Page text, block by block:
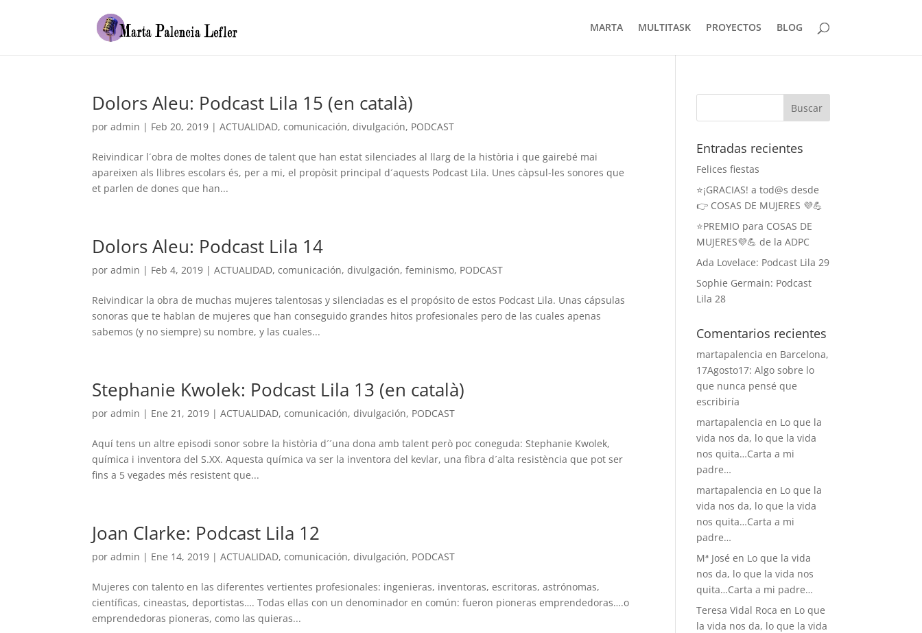
MARTA MULTITASK PROYECTOS BLOG
Dolors Aleu: Podcast Lila 15 (en català)
poradmin | Feb 20, 2019 |ACTUALIDAD,comunicación,divulgación, PODCAST
Reivindicar l´obra de moltes dones de talent que han estat silenciades al llarg de la història i que gairebé mai
apareixen als llibres escolars és, per a mi, el propòsit principal d´aquests Podcast Lila. Unes càpsul-les sonores que
et parlen de dones que han...
Dolors Aleu: Podcast Lila 14
poradmin | Feb 4, 2019 |ACTUALIDAD,comunicación,divulgación,feminismo, PODCAST
Reivindicar la obra de muchas mujeres talentosas y silenciadas es el propósito de estos Podcast Lila. Unas cápsulas
sonoras que te hablan de mujeres que han conseguido grandes hitos profesionales pero de las cuales apenas
sabemos (y no siempre) su nombre, y las cuales...
Stephanie Kwolek: Podcast Lila 13 (en català)
poradmin | Ene 21, 2019 |ACTUALIDAD,comunicación,divulgación, PODCAST
Aquí tens un altre episodi sonor sobre la història d´´una dona amb talent però poc coneguda: Stephanie Kwolek,
química i inventora del S.XX. Aquesta química va ser la inventora del kevlar, una fibra d´alta resistència que pot ser
fins a 5 vegades més resistent que...
Joan Clarke: Podcast Lila 12
poradmin | Ene 14, 2019 |ACTUALIDAD,comunicación,divulgación, PODCAST
Mujeres con talento en las diferentes vertientes profesionales: ingenieras, inventoras, escritoras, astrónomas,
científicas, cineastas, deportistas…. Todas ellas con un denominador en común: fueron pioneras emprendedoras….o
emprendedoras pioneras, como las quieras...
Entradas recientes
Felices fiestas
⭐️¡GRACIAS! a tod@s desde
👉 COSAS DE MUJERES 💜💪
⭐️PREMIO para COSAS DE
MUJERES💜💪 de la ADPC
Ada Lovelace: Podcast Lila 29
Sophie Germain: Podcast
Lila 28
Comentarios recientes
martapalencia en Barcelona,
17Agosto17: Algo sobre lo
que nunca pensé que
escribiría
martapalencia en Lo que la
vida nos da, lo que la vida
nos quita…Carta a mi
padre…
martapalencia en Lo que la
vida nos da, lo que la vida
nos quita…Carta a mi
padre…
Mª José en Lo que la vida
nos da, lo que la vida nos
quita…Carta a mi padre…
Teresa Vidal Roca en Lo que
la vida nos da, lo que la vida